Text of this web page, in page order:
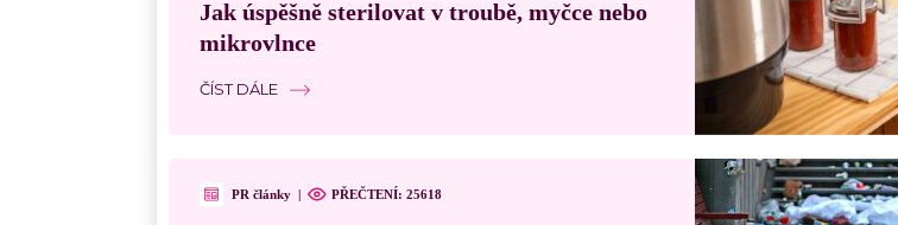
Jak úspěšně sterilovat v troubě, myčce nebo
mikrovlnce
ČÍST DÁLE
PR články | PŘEČTENÍ: 25618